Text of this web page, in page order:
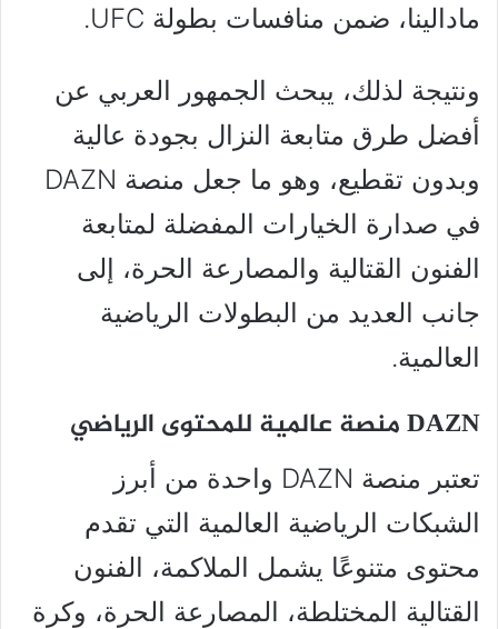
مادالينا، ضمن منافسات بطولة UFC.
ونتيجة لذلك، يبحث الجمهور العربي عن
أفضل طرق متابعة النزال بجودة عالية
وبدون تقطيع، وهو ما جعل منصة DAZN
في صدارة الخيارات المفضلة لمتابعة
الفنون القتالية والمصارعة الحرة، إلى
جانب العديد من البطولات الرياضية
العالمية.
DAZN منصة عالمية للمحتوى الرياضي
تعتبر منصة DAZN واحدة من أبرز
الشبكات الرياضية العالمية التي تقدم
محتوى متنوعًا يشمل الملاكمة، الفنون
القتالية المختلطة، المصارعة الحرة، وكرة